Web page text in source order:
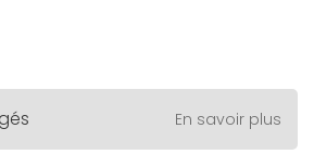
En savoir plus